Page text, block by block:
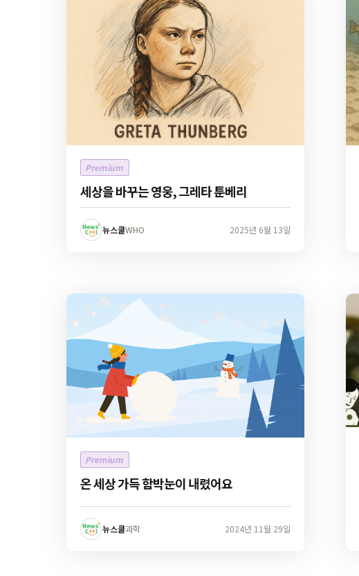
Premium
세상을 바꾸는 영웅, 그레타 툰베리
뉴스쿨WHO 2025년 6월 13일
Premium
온 세상 가득 함박눈이 내렸어요
뉴스쿨과학 2024년 11월 29일